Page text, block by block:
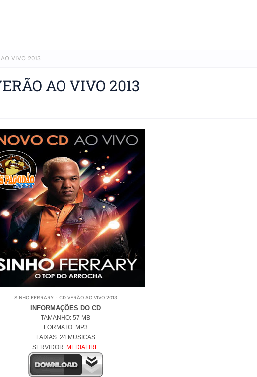
VIVO 2013
AO VIVO 2013
SINHO FERRARY - CD VERÃO AO VIVO 2013
INFORMAÇÕES DO CD
TAMANHO: 57 MB
FORMATO: MP3
FAIXAS: 24 MUSICAS
SERVIDOR: MEDIAFIRE